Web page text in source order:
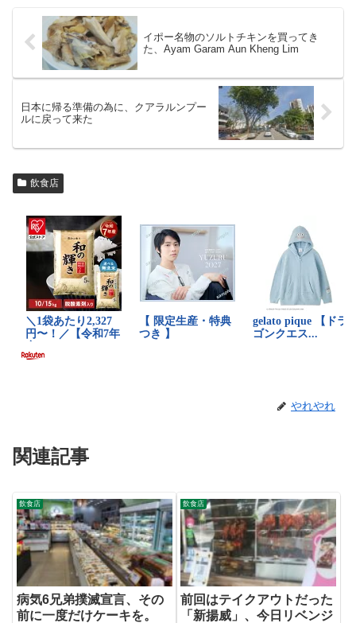
イポー名物のソルトチキンを買ってき
た、Ayam Garam Aun Kheng Lim
日本に帰る準備の為に、クアラルンプー
ルに戻って来た
飲食店
やれやれ
関連記事
飲食店
病気6兄弟撲滅宣言、その
前に一度だけケーキを。
飲食店
前回はテイクアウトだった
「新揚威」、今日リベンジ